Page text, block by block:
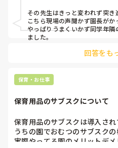
その先生はきっと変われず突
こちら現場の声聞かず園長がか
やっぱりうまくいかず同学年
ました。
回答をも
保育・お仕事
保育用品のサブスクについて
保育用品のサブスクは導入され
うちの園でおむつのサブスクの
実際やってる園のメリットデ